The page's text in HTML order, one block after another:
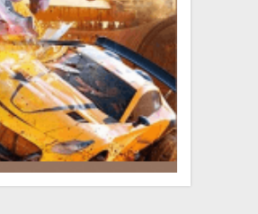
HUB